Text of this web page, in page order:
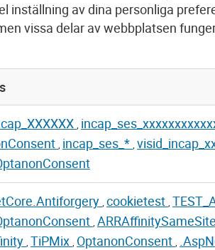
av dina personliga
vissa delar av webbplatsen
,
, incap_ses_* ,
, cookietest ,
, ARRAffinitySameSite
, TiPMix , OptanonConsent ,